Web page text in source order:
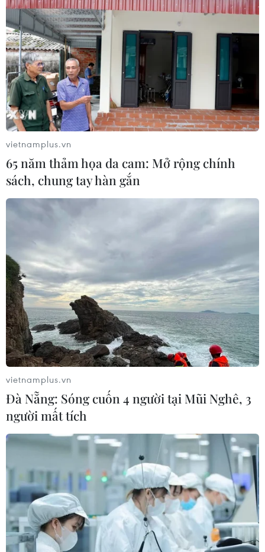
vietnamplus.vn
65 năm thảm họa da cam: Mở rộng chính
sách, chung tay hàn gắn
vietnamplus.vn
Đà Nẵng: Sóng cuốn 4 người tại Mũi Nghê, 3
người mất tích